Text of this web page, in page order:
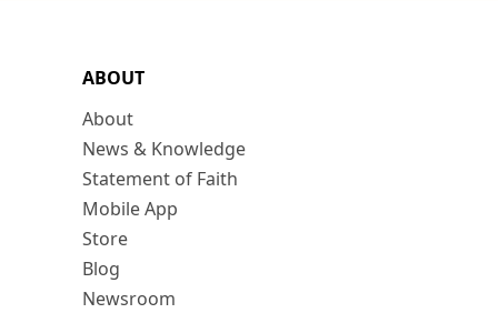
ABOUT
About
News & Knowledge
Statement of Faith
Mobile App
Store
Blog
Newsroom